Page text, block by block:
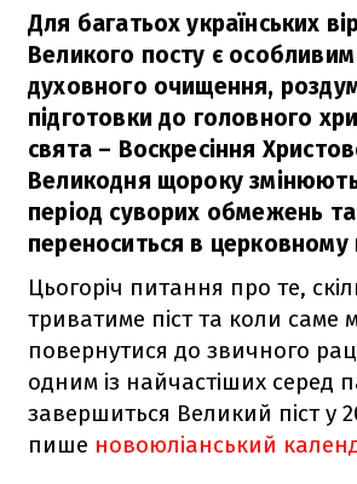
Для багатьох українських
Великого посту є
духовного очищення,
підготовки до головного
свята – Воскресіння
Великодня щороку
період суворих обмежень
переноситься в церковному
Цьогоріч питання про те,
триватиме піст та коли саме
повернутися до звичного
одним із найчастіших серед
завершиться Великий піст у
пише новоюліанський